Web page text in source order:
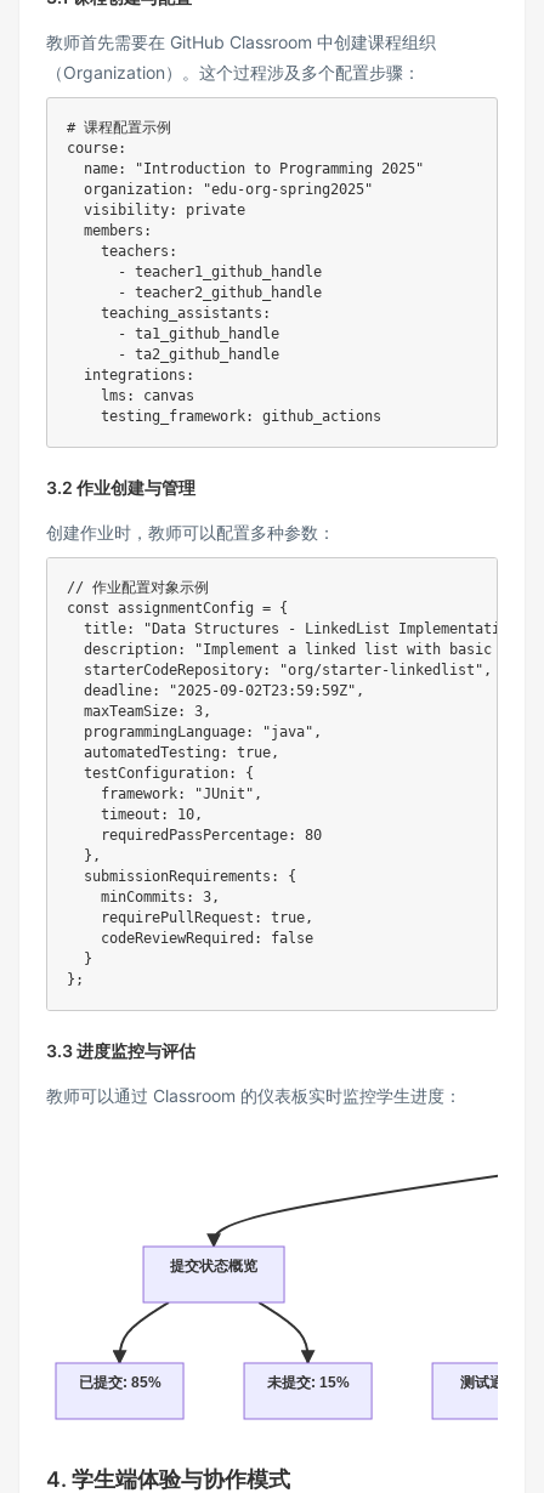
教师首先需要在 GitHub Classroom 中创建课程组织
（Organization）。这个过程涉及多个配置步骤：
# 课程配置示例
course:
name:
"Introduction to Programming 2025"
organization:
"edu-org-spring2025"
visibility:
private
members :
teachers :
- teacher1_github_handle
- teacher2_github_handle
teaching_assistants :
- ta1_github_handle
- ta2_github_handle
integrations :
lms :
canvas
testing_framework:
3.2 作业创建与管理
创建作业时，教师可以配置多种参数：
// 作业配置对象示例
const assignmentConfig = {
title: "Data Structures - LinkedList Implementation"
description:
"Implement a linked list with basic
starterCodeRepository: "org/starter-linkedlist" ,
deadline: "2025-09-02T23:59:59Z" ,
maxTeamSize: 3,
programmingLanguage: "java" ,
automatedTesting : true,
testConfiguration:
{
framework: "JUnit" ,
timeout : 10,
requiredPassPercentage:
80
} ,
submissionRequirements :
{
minCommits : 3,
requirePullRequest : true,
codeReviewRequired :
false
}
} ;
3.3 进度监控与评估
教师可以通过 Classroom 的仪表板实时监控学生进度：
提交状态概览
已提交: 85% 未提交: 15% 测试通过率:
4. 学生端体验与协作模式